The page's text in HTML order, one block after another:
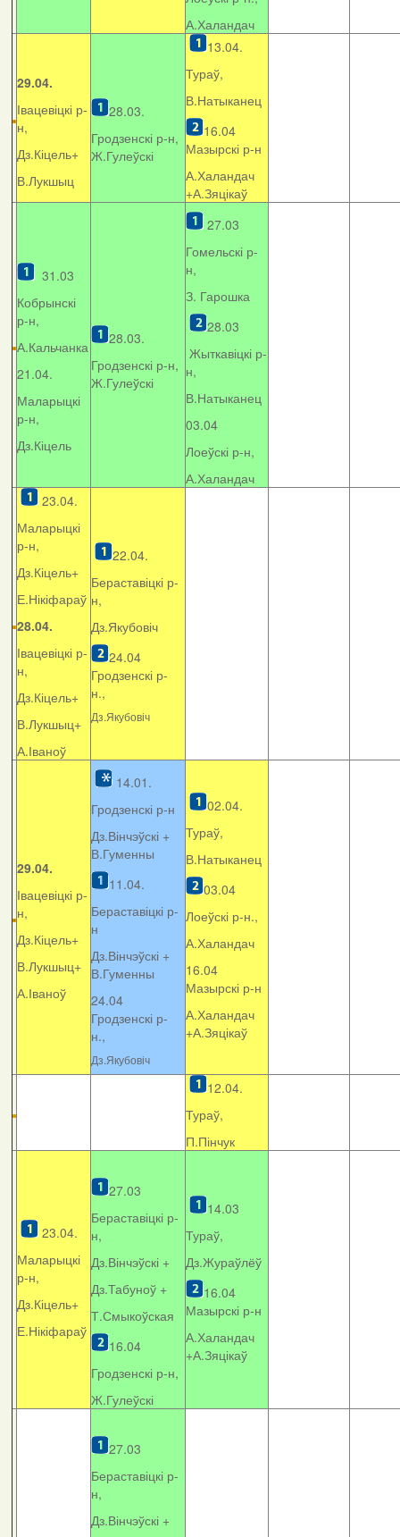
А.Халандач
29.04.
Івацевіцкі р-
н,
Дз.Кіцель+
В.Лукшыц
28.03.
Гродзенскі р-н,
Ж.Гулеўскі
13.04.
Тураў,
В.Натыканец
16.04
Мазырскі р-н
А.Халандач
+А.Зяцікаў
31.03
Кобрынскі
р-н,
А.Кальчанка
21.04.
Маларыцкі
р-н,
Дз.Кіцель
28.03.
Гродзенскі р-н,
Ж.Гулеўскі
27.03
Гомельскі р-
н,
З. Гарошка
28.03
Жыткавіцкі р-
н,
В.Натыканец
03.04
Лоеўскі р-н,
А.Халандач
23.04.
Маларыцкі
р-н,
Дз.Кіцель+
Е.Нікіфараў
28.04.
Івацевіцкі р-
н,
Дз.Кіцель+
В.Лукшыц+
А.Іваноў
22.04.
Бераставіцкі р-
н,
Дз.Якубовіч
24.04
Гродзенскі р-
н.,
Дз.Якубовіч
29.04.
Івацевіцкі р-
н,
Дз.Кіцель+
В.Лукшыц+
А.Іваноў
14.01.
Гродзенскі р-н
Дз.Вінчэўскі +
В.Гуменны
11.04.
Бераставіцкі р-
н
Дз.Вінчэўскі +
В.Гуменны
24.04
Гродзенскі р-
н.,
Дз.Якубовіч
02.04.
Тураў,
В.Натыканец
03.04
Лоеўскі р-н.,
А.Халандач
16.04
Мазырскі р-н
А.Халандач
+А.Зяцікаў
12.04.
Тураў,
П.Пінчук
23.04.
Маларыцкі
р-н,
Дз.Кіцель+
Е.Нікіфараў
27.03
Бераставіцкі р-
н,
Дз.Вінчэўскі +
Дз.Табуноў +
Т.Смыкоўская
16.04
Гродзенскі р-н,
Ж.Гулеўскі
14.03
Тураў,
Дз.Жураўлёў
16.04
Мазырскі р-н
А.Халандач
+А.Зяцікаў
27.03
Бераставіцкі р-
н,
Дз.Вінчэўскі +